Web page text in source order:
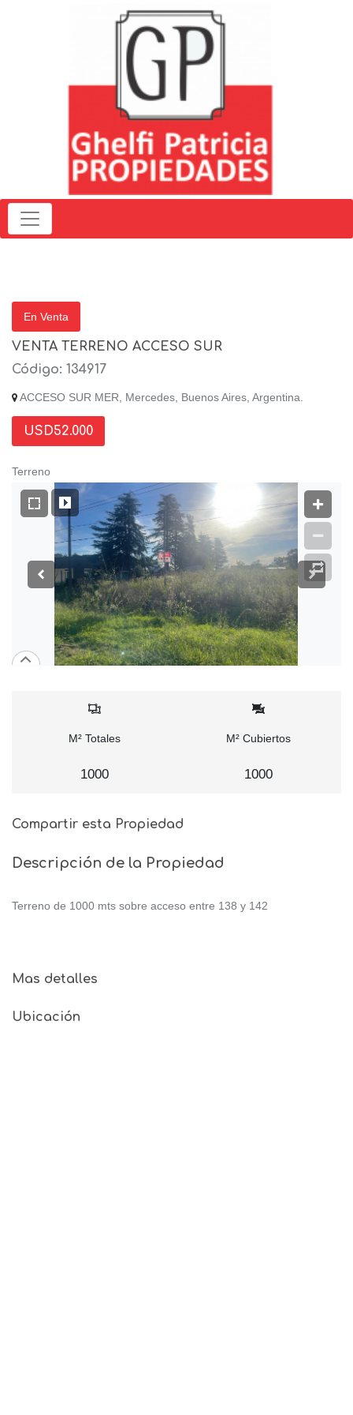
En Venta
VENTA TERRENO ACCESO SUR
Código: 134917
ACCESO SUR MER, Mercedes, Buenos Aires, Argentina.
USD52.000
Terreno
M² Totales
1000
M² Cubiertos
1000
Compartir esta Propiedad
Descripción de la Propiedad
Terreno de 1000 mts sobre acceso entre 138 y 142
Mas detalles
Ubicación